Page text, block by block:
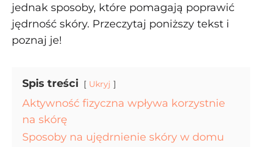
jednak sposoby, które pomagają poprawić
jędrność skóry. Przeczytaj poniższy tekst i
poznaj je!
Spis treści Ukryj
Aktywność fizyczna wpływa korzystnie
na skórę
Sposoby na ujędrnienie skóry w domu